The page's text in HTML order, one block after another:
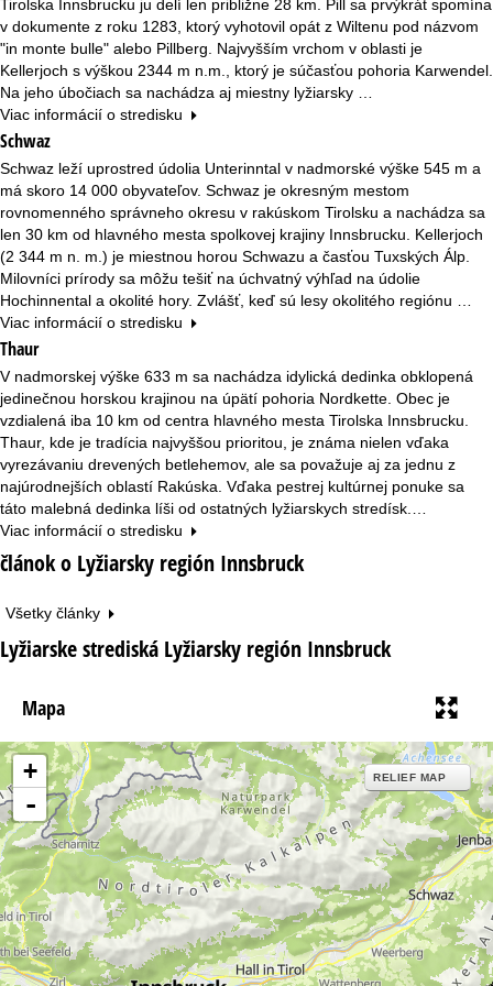
Tirolska Innsbrucku ju delí len približne 28 km. Pill sa prvýkrát spomína
v dokumente z roku 1283, ktorý vyhotovil opát z Wiltenu pod názvom
"in monte bulle" alebo Pillberg. Najvyšším vrchom v oblasti je
Kellerjoch s výškou 2344 m n.m., ktorý je súčasťou pohoria Karwendel.
Na jeho úbočiach sa nachádza aj miestny lyžiarsky …
Viac informácií o stredisku
Schwaz
Schwaz leží uprostred údolia Unterinntal v nadmorské výške 545 m a
má skoro 14 000 obyvateľov. Schwaz je okresným mestom
rovnomenného správneho okresu v rakúskom Tirolsku a nachádza sa
len 30 km od hlavného mesta spolkovej krajiny Innsbrucku. Kellerjoch
(2 344 m n. m.) je miestnou horou Schwazu a časťou Tuxských Álp.
Milovníci prírody sa môžu tešiť na úchvatný výhľad na údolie
Hochinnental a okolité hory. Zvlášť, keď sú lesy okolitého regiónu …
Viac informácií o stredisku
Thaur
V nadmorskej výške 633 m sa nachádza idylická dedinka obklopená
jedinečnou horskou krajinou na úpätí pohoria Nordkette. Obec je
vzdialená iba 10 km od centra hlavného mesta Tirolska Innsbrucku.
Thaur, kde je tradícia najvyššou prioritou, je známa nielen vďaka
vyrezávaniu drevených betlehemov, ale sa považuje aj za jednu z
najúrodnejších oblastí Rakúska. Vďaka pestrej kultúrnej ponuke sa
táto malebná dedinka líši od ostatných lyžiarskych stredísk.…
Viac informácií o stredisku
článok o Lyžiarsky región Innsbruck
Všetky články
Lyžiarske strediská Lyžiarsky región Innsbruck
Mapa
+
-
RELIEF MAP